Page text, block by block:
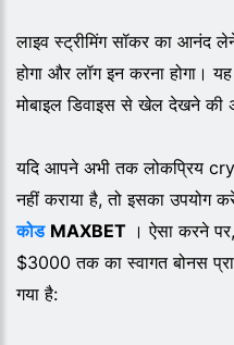
लाइव स्ट्रीमिंग सॉकर का आनंद
होगा और लॉग इन करना होगा।
मोबाइल डिवाइस से खेल देखने की
यदि आपने अभी तक लोकप्रिय
नहीं कराया है, तो इसका उपयोग
कोड MAXBET । ऐसा करने
$3000 तक का स्वागत बोनस
गया है: